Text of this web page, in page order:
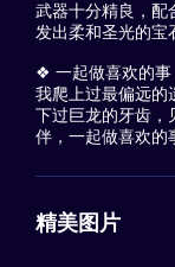
武器十分精良，配
发出柔和圣光的宝
❖ 一起做喜欢的事
我爬上过最偏远的
下过巨龙的牙齿，
伴，一起做喜欢的
精美图片